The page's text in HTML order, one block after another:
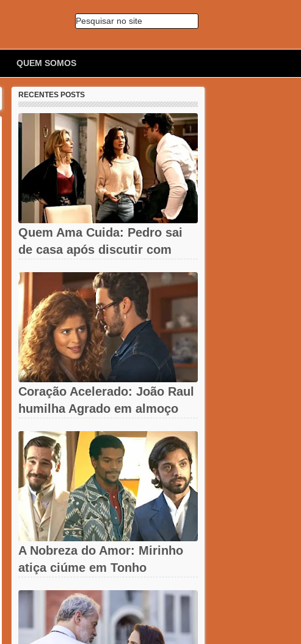
Pesquisar no site
QUEM SOMOS
RECENTES POSTS
Quem Ama Cuida: Pedro sai
de casa após discutir com
Coração Acelerado: João Raul
humilha Agrado em almoço
A Nobreza do Amor: Mirinho
atiça ciúme em Tonho